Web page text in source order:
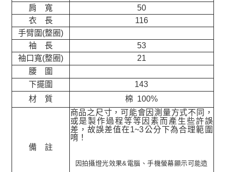
肩 寬
50
衣 長
116
手臂圍(整圈)
袖 長
53
袖口寬(整圈)
21
腰 圍
下擺圍
143
材 質
棉 100%
備 註
商品之尺寸，可能會因測量方式不同，
或是製作過程等等因素而產生些許誤
差，故誤差值在1~3公分下為合理範圍
唷！
因拍攝燈光效果&電腦、手機螢幕顯示可能造